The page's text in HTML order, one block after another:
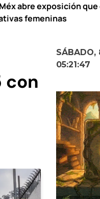
que cuestiona
con
SÁBADO,
05:21:48